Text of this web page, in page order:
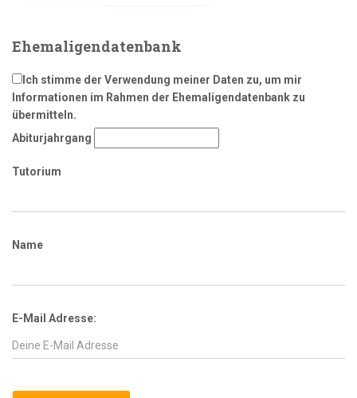
Ehemaligendatenbank
Ich stimme der Verwendung meiner Daten zu, um mir
Informationen im Rahmen der Ehemaligendatenbank zu
übermitteln.
Abiturjahrgang
Tutorium
Name
E-Mail Adresse: